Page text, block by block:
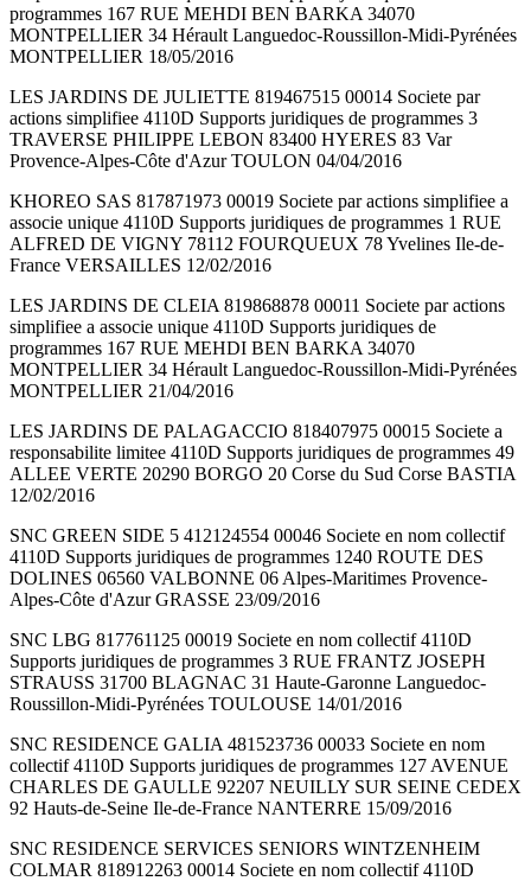
programmes 167 RUE MEHDI BEN BARKA 34070
MONTPELLIER 34 Hérault Languedoc-Roussillon-Midi-Pyrénées
MONTPELLIER 18/05/2016
LES JARDINS DE JULIETTE 819467515 00014 Societe par
actions simplifiee 4110D Supports juridiques de programmes 3
TRAVERSE PHILIPPE LEBON 83400 HYERES 83 Var
Provence-Alpes-Côte d'Azur TOULON 04/04/2016
KHOREO SAS 817871973 00019 Societe par actions simplifiee a
associe unique 4110D Supports juridiques de programmes 1 RUE
ALFRED DE VIGNY 78112 FOURQUEUX 78 Yvelines Ile-de-
France VERSAILLES 12/02/2016
LES JARDINS DE CLEIA 819868878 00011 Societe par actions
simplifiee a associe unique 4110D Supports juridiques de
programmes 167 RUE MEHDI BEN BARKA 34070
MONTPELLIER 34 Hérault Languedoc-Roussillon-Midi-Pyrénées
MONTPELLIER 21/04/2016
LES JARDINS DE PALAGACCIO 818407975 00015 Societe a
responsabilite limitee 4110D Supports juridiques de programmes 49
ALLEE VERTE 20290 BORGO 20 Corse du Sud Corse BASTIA
12/02/2016
SNC GREEN SIDE 5 412124554 00046 Societe en nom collectif
4110D Supports juridiques de programmes 1240 ROUTE DES
DOLINES 06560 VALBONNE 06 Alpes-Maritimes Provence-
Alpes-Côte d'Azur GRASSE 23/09/2016
SNC LBG 817761125 00019 Societe en nom collectif 4110D
Supports juridiques de programmes 3 RUE FRANTZ JOSEPH
STRAUSS 31700 BLAGNAC 31 Haute-Garonne Languedoc-
Roussillon-Midi-Pyrénées TOULOUSE 14/01/2016
SNC RESIDENCE GALIA 481523736 00033 Societe en nom
collectif 4110D Supports juridiques de programmes 127 AVENUE
CHARLES DE GAULLE 92207 NEUILLY SUR SEINE CEDEX
92 Hauts-de-Seine Ile-de-France NANTERRE 15/09/2016
SNC RESIDENCE SERVICES SENIORS WINTZENHEIM
COLMAR 818912263 00014 Societe en nom collectif 4110D